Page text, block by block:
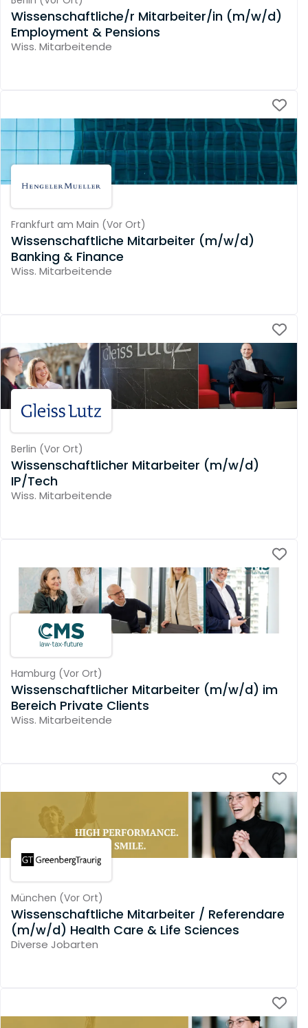
Wissenschaftliche/r Mitarbeiter/in (m/w/d)
Employment & Pensions
Wiss. Mitarbeitende
Frankfurt am Main (Vor Ort)
Wissenschaftliche Mitarbeiter (m/w/d)
Banking & Finance
Wiss. Mitarbeitende
Berlin (Vor Ort)
Wissenschaftlicher Mitarbeiter (m/w/d)
IP/Tech
Wiss. Mitarbeitende
Hamburg (Vor Ort)
Wissenschaftlicher Mitarbeiter (m/w/d) im
Bereich Private Clients
Wiss. Mitarbeitende
München (Vor Ort)
Wissenschaftliche Mitarbeiter / Referendare
(m/w/d) Health Care & Life Sciences
Diverse Jobarten